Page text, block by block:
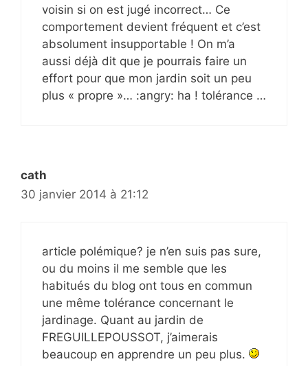
voisin si on est jugé incorrect… Ce
comportement devient fréquent et c’est
absolument insupportable ! On m’a
aussi déjà dit que je pourrais faire un
effort pour que mon jardin soit un peu
plus « propre »… :angry: ha ! tolérance …
cath
30 janvier 2014 à 21:12
article polémique? je n’en suis pas sure,
ou du moins il me semble que les
habitués du blog ont tous en commun
une même tolérance concernant le
jardinage. Quant au jardin de
FREGUILLEPOUSSOT, j’aimerais
beaucoup en apprendre un peu plus.